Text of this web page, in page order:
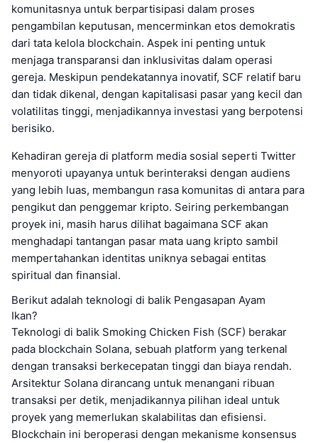
komunitasnya untuk berpartisipasi dalam proses
pengambilan keputusan, mencerminkan etos demokratis
dari tata kelola blockchain. Aspek ini penting untuk
menjaga transparansi dan inklusivitas dalam operasi
gereja. Meskipun pendekatannya inovatif, SCF relatif baru
dan tidak dikenal, dengan kapitalisasi pasar yang kecil dan
volatilitas tinggi, menjadikannya investasi yang berpotensi
berisiko.
Kehadiran gereja di platform media sosial seperti Twitter
menyoroti upayanya untuk berinteraksi dengan audiens
yang lebih luas, membangun rasa komunitas di antara para
pengikut dan penggemar kripto. Seiring perkembangan
proyek ini, masih harus dilihat bagaimana SCF akan
menghadapi tantangan pasar mata uang kripto sambil
mempertahankan identitas uniknya sebagai entitas
spiritual dan finansial.
Berikut adalah teknologi di balik Pengasapan Ayam
Ikan?
Teknologi di balik Smoking Chicken Fish (SCF) berakar
pada blockchain Solana, sebuah platform yang terkenal
dengan transaksi berkecepatan tinggi dan biaya rendah.
Arsitektur Solana dirancang untuk menangani ribuan
transaksi per detik, menjadikannya pilihan ideal untuk
proyek yang memerlukan skalabilitas dan efisiensi.
Blockchain ini beroperasi dengan mekanisme konsensus